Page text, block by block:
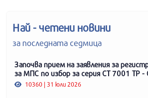
Най - четени новини
за последната седмица
Започва прием на заявления за
за МПС по избор за серия СТ 7001 ТР -
10360 | 31 юли 2026